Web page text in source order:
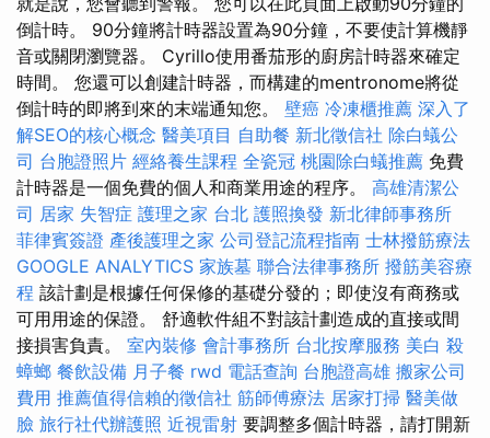
倒計時。 90分鐘將計時器設置為90分鐘，不要使計算機靜
音或關閉瀏覽器。 Cyrillo使用番茄形的廚房計時器來確定
時間。 您還可以創建計時器，而構建的mentronome將從
倒計時的即將到來的末端通知您。 壁癌 冷凍櫃推薦 深入了
解SEO的核心概念 醫美項目 自助餐 新北徵信社 除白蟻公
司 台胞證照片 經絡養生課程 全瓷冠 桃園除白蟻推薦 免費
計時器是一個免費的個人和商業用途的程序。 高雄清潔公
司 居家 失智症 護理之家 台北 護照換發 新北律師事務所
菲律賓簽證 產後護理之家 公司登記流程指南 士林撥筋療法
GOOGLE ANALYTICS 家族墓 聯合法律事務所 撥筋美容療
程 該計劃是根據任何保修的基礎分發的；即使沒有商務或
可用用途的保證。 舒適軟件組不對該計劃造成的直接或間
接損害負責。 室內裝修 會計事務所 台北按摩服務 美白 殺
蟑螂 餐飲設備 月子餐 rwd 電話查詢 台胞證高雄 搬家公司
費用 推薦值得信賴的徵信社 筋師傅療法 居家打掃 醫美做
臉 旅行社代辦護照 近視雷射 要調整多個計時器，請打開新